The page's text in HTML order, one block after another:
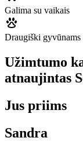
Galima su vaikais
Draugiški gyvūnams
Užimtumo
atnaujintas
Jus priims
Sandra